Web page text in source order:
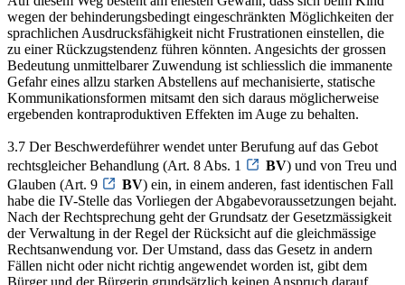
wegen der behinderungsbedingt eingeschränkten Möglichkeiten der
sprachlichen Ausdrucksfähigkeit nicht Frustrationen einstellen, die
zu einer Rückzugstendenz führen könnten. Angesichts der grossen
Bedeutung unmittelbarer Zuwendung ist schliesslich die immanente
Gefahr eines allzu starken Abstellens auf mechanisierte, statische
Kommunikationsformen mitsamt den sich daraus möglicherweise
ergebenden kontraproduktiven Effekten im Auge zu behalten.
3.7 Der Beschwerdeführer wendet unter Berufung auf das Gebot
rechtsgleicher Behandlung (Art. 8 Abs. 1
BV) und von Treu und
Glauben (Art. 9
BV) ein, in einem anderen, fast identischen Fall
habe die IV-Stelle das Vorliegen der Abgabevoraussetzungen bejaht.
Nach der Rechtsprechung geht der Grundsatz der Gesetzmässigkeit
der Verwaltung in der Regel der Rücksicht auf die gleichmässige
Rechtsanwendung vor. Der Umstand, dass das Gesetz in andern
Fällen nicht oder nicht richtig angewendet worden ist, gibt dem
Bürger und der Bürgerin grundsätzlich keinen Anspruch darauf,